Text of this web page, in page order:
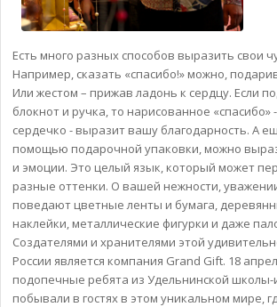
Есть много разных способов выразить свои
Например, сказать «спасибо!» можно,
Или жестом – прижав ладонь к сердцу. Если
блокнот и ручка, то нарисованное «спасибо»
сердечко - выразит вашу благодарность. А
помощью подарочной упаковки, можно
и эмоции. Это целый язык, который может
разные оттенки. О вашей нежности,
поведают цветные ленты и бумага,
наклейки, металлические фигурки и даже
Создателями и хранителями этой
России является компания Grand Gift. 18
подопечные ребята из Удельнинской школы-
побывали в гостях в этом уникальном мире,